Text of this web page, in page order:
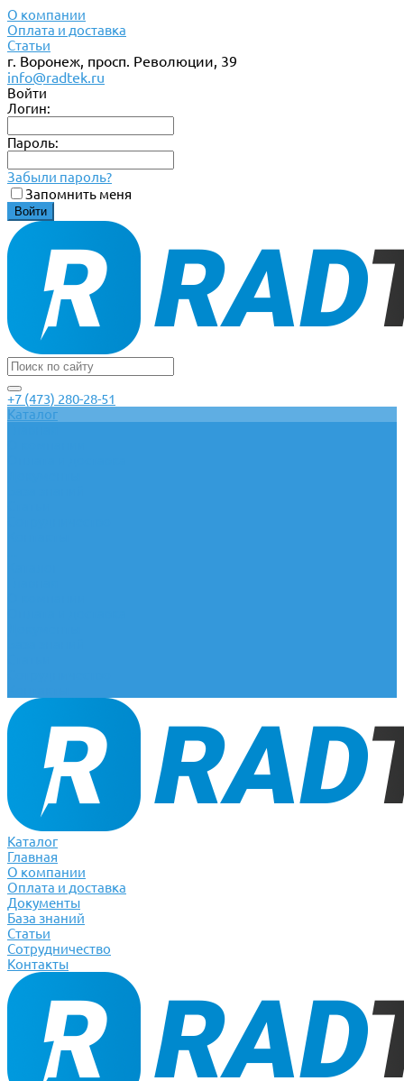
О компании
Оплата и доставка
Статьи
г. Воронеж, просп. Революции, 39
info@radtek.ru
Войти
Логин:
Пароль:
Забыли пароль?
Запомнить меня
+7 (473) 280-28-51
Каталог
Каталог
Главная
О компании
Оплата и доставка
Документы
База знаний
Статьи
Сотрудничество
Контакты